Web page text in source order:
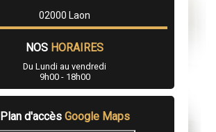
02000 Laon
NOS HORAIRES
Du Lundi au vendredi
9h00 - 18h00
Plan d'accès Google Maps